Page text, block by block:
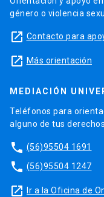
género o violencia
launch Contacto para
launch Más orientación
MEDIACIÓN
Teléfonos para
alguno de tus
phone (56)95504 1691
phone (56)95504 1247
launch Ir a la Oficina de